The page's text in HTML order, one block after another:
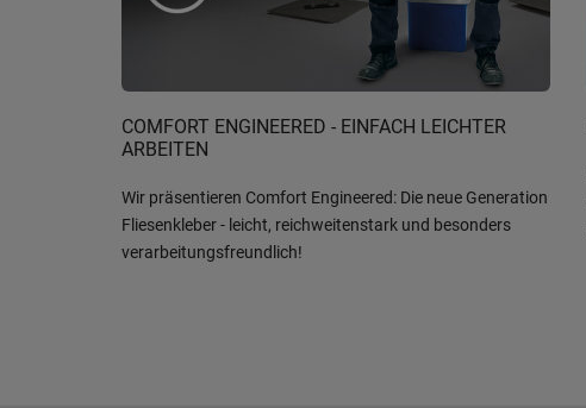
COMFORT ENGINEERED - EINFACH LEICHTER
ARBEITEN
Wir präsentieren Comfort Engineered: Die neue Generation
Fliesenkleber - leicht, reichweitenstark und besonders
verarbeitungsfreundlich!